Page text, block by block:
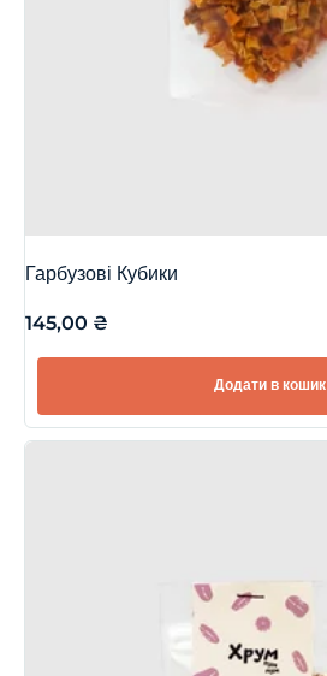
Гарбузові Кубики
145,00 ₴
Додати в кошик